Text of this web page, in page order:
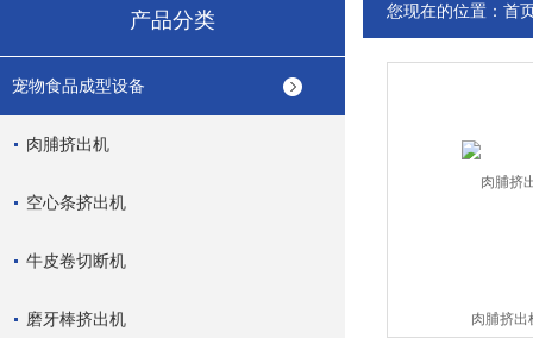
产品分类
宠物食品成型设备
肉脯挤出机
空心条挤出机
牛皮卷切断机
磨牙棒挤出机
您现在的位置： 首
肉脯挤出